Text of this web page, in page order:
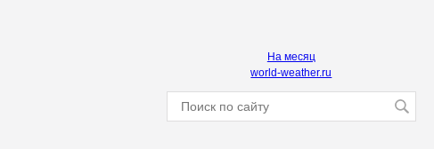
На месяц
world-weather.ru